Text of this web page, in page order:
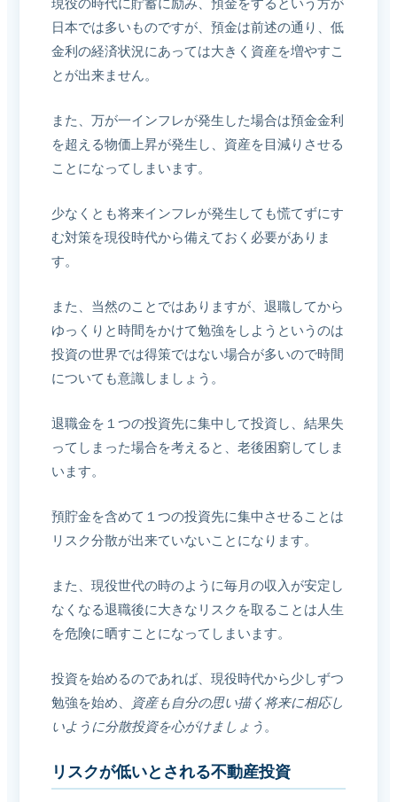
現役の時代に貯蓄に励み、預金をするという方が
日本では多いものですが、預金は前述の通り、低
金利の経済状況にあっては大きく資産を増やすこ
とが出来ません。
また、万が一インフレが発生した場合は預金金利
を超える物価上昇が発生し、資産を目減りさせる
ことになってしまいます。
少なくとも将来インフレが発生しても慌てずにす
む対策を現役時代から備えておく必要がありま
す。
また、当然のことではありますが、退職してから
ゆっくりと時間をかけて勉強をしようというのは
投資の世界では得策ではない場合が多いので時間
についても意識しましょう。
退職金を１つの投資先に集中して投資し、結果失
ってしまった場合を考えると、老後困窮してしま
います。
預貯金を含めて１つの投資先に集中させることは
リスク分散が出来ていないことになります。
また、現役世代の時のように毎月の収入が安定し
なくなる退職後に大きなリスクを取ることは人生
を危険に晒すことになってしまいます。
投資を始めるのであれば、現役時代から少しずつ
勉強を始め、
資産も自分の思い描く将来に相応し
いように分散投資を心がけましょう 。
リスクが低いとされる不動産投資